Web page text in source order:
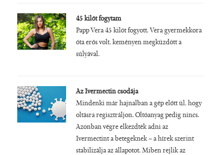
45 kilót fogytam
Papp Vera 45 kilót fogyott. Vera gyermekkora
óta erős volt, keményen megküzdött a
súlyával.
Az Ivermectin csodája
Mindenki már hajnalban a gép előtt ül, hogy
oltásra regisztráljon. Oltóanyag pedig nincs.
Azonban végre elkezdték adni az
Ivermectint a betegeknek – a hírek szerint
stabilizálja az állapotot. Miben rejlik az